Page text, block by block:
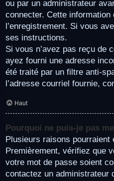
ou par un administrateur
connecter. Cette information
l’enregistrement. Si vous
ses instructions.
Si vous n’avez pas reçu de
ayez fourni une adresse
été traité par un filtre anti-
l’adresse courriel fournie,
Haut
Pourquoi ne puis-je pas
Plusieurs raisons pourraient
Premièrement, vérifiez que
votre mot de passe soient
contactez un administrateur